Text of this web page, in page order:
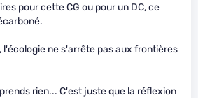
pour cette CG ou pour un DC, ce
l'écologie ne s'arrête pas aux frontières
rien... C'est juste que la réflexion